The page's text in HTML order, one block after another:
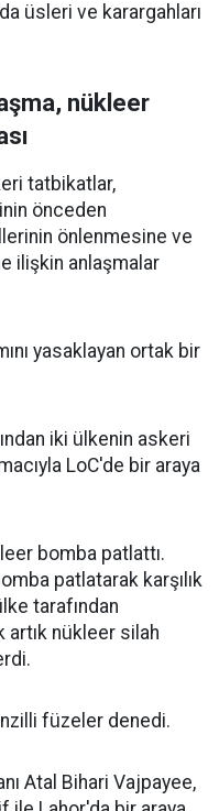
üsleri ve karargahları
nükleer
tatbikatlar,
önceden
önlenmesine ve
ilişkin anlaşmalar
yasaklayan ortak bir
iki ülkenin askeri
LoC'de bir araya
bomba patlattı.
patlatarak karşılık
tarafından
artık nükleer silah
füzeler denedi.
Atal Bihari Vajpayee,